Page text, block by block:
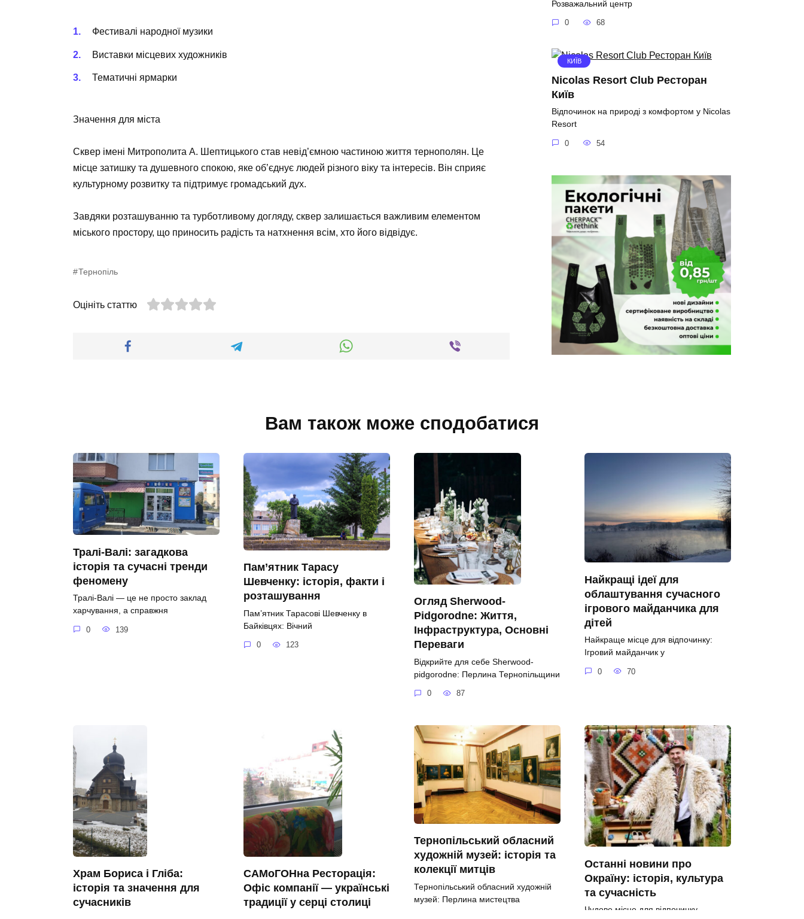
Фестивалі народної музики
Виставки місцевих художників
Тематичні ярмарки
Значення для міста
Сквер імені Митрополита А. Шептицького став невід’ємною частиною життя тернополян. Це
місце затишку та душевного спокою, яке об’єднує людей різного віку та інтересів. Він сприяє
культурному розвитку та підтримує громадський дух.
Завдяки розташуванню та турботливому догляду, сквер залишається важливим елементом
міського простору, що приносить радість та натхнення всім, хто його відвідує.
Тернопіль
Оцініть статтю
Розважальний центр
0 68
КИЇВ
Nicolas Resort Club Ресторан
Київ
Відпочинок на природі з комфортом у Nicolas
Resort
0 54
Вам також може сподобатися
Тралі-Валі: загадкова
історія та сучасні тренди
феномену
Тралі-Валі — це не просто заклад
харчування, а справжня
0 139
Пам’ятник Тарасу
Шевченку: історія, факти і
розташування
Пам’ятник Тарасові Шевченку в
Байківцях: Вічний
0 123
Огляд Sherwood-
Pidgorodne: Життя,
Інфраструктура, Основні
Переваги
Відкрийте для себе Sherwood-
pidgorodne: Перлина Тернопільщини
0 87
Найкращі ідеї для
облаштування сучасного
ігрового майданчика для
дітей
Найкраще місце для відпочинку:
Ігровий майданчик у
0 70
Храм Бориса і Гліба:
історія та значення для
сучасників
САМоГОНна Ресторація:
Офіс компанії — українські
традиції у серці столиці
Тернопільський обласний
художній музей: історія та
колекції митців
Тернопільський обласний художній
музей: Перлина мистецтва
Останні новини про
Окраїну: історія, культура
та сучасність
Чудове місце для відпочинку —